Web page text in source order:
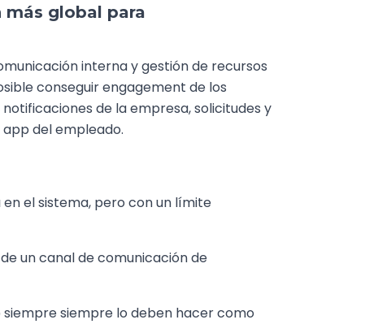
global para
interna y gestión de recursos
conseguir engagement de los
de la empresa, solicitudes y
del empleado.
el sistema, pero con un límite
un canal de comunicación de
siempre lo deben hacer como